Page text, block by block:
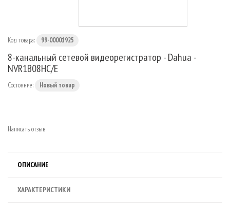
Код товара: 99-00001925
8-канальный сетевой видеорегистратор - Dahua -
NVR1B08HC/E
Состояние: Новый товар
Написать отзыв
ОПИСАНИЕ
ХАРАКТЕРИСТИКИ